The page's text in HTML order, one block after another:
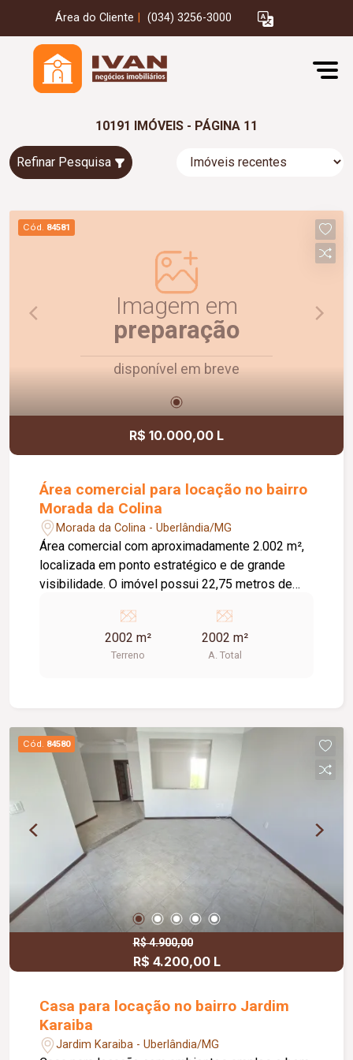
Área do Cliente (034) 3256-3000
10191 IMÓVEIS - PÁGINA 11
Refinar Pesquisa
Cód. 84581
Imagem em
preparação
disponível em breve
R$ 10.000,00 L
Área comercial para locação no bairro
Morada da Colina
Morada da Colina - Uberlândia/MG
Área comercial com aproximadamente 2.002 m²,
localizada em ponto estratégico e de grande
visibilidade. O imóvel possui 22,75 metros de
profundidade em ambas as laterais,
proporcionando excelente aproveitamento do
varejistas ou outras atividades comerciais
permitidas.
2002 m²
Terreno
2002 m²
A. Total
Cód. 84580
R$ 4.900,00
R$ 4.200,00 L
Casa para locação no bairro Jardim
Karaiba
Jardim Karaiba - Uberlândia/MG